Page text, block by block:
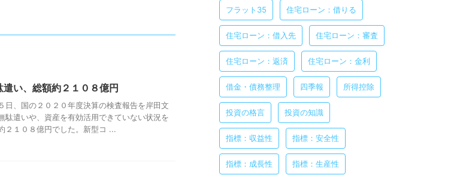
い、総額約２１０８億円
日、国の２０２０年度決算の検査報告を岸田文
駄遣いや、資産を有効活用できていない状況を
２１０８億円でした。新型コ ...
フラット35 住宅ローン：借りる
住宅ローン：借入先 住宅ローン：審査
住宅ローン：返済 住宅ローン：金利
借金・債務整理 四季報 所得控除
投資の格言 投資の知識
指標：収益性 指標：安全性
指標：成長性 指標：生産性